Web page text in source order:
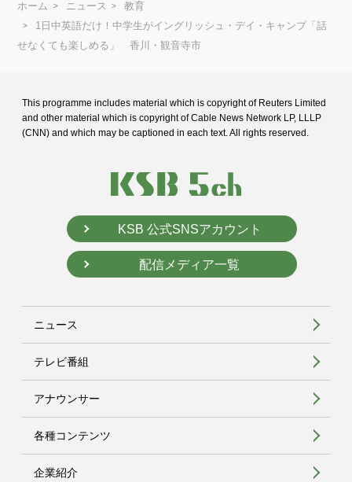
ホーム ニュース
教育
1日中英語だけ！中学生がイングリッシュ・デイ・キャンプ「話
せなくても楽しめる」 香川・観音寺市
This programme includes material which is copyright of Reuters Limited
and other material which is copyright of Cable News Network LP, LLLP
(CNN) and which may be captioned in each text. All rights reserved.
KSB 公式SNSアカウント
配信メディア一覧
ニュース
テレビ番組
アナウンサー
各種コンテンツ
企業紹介